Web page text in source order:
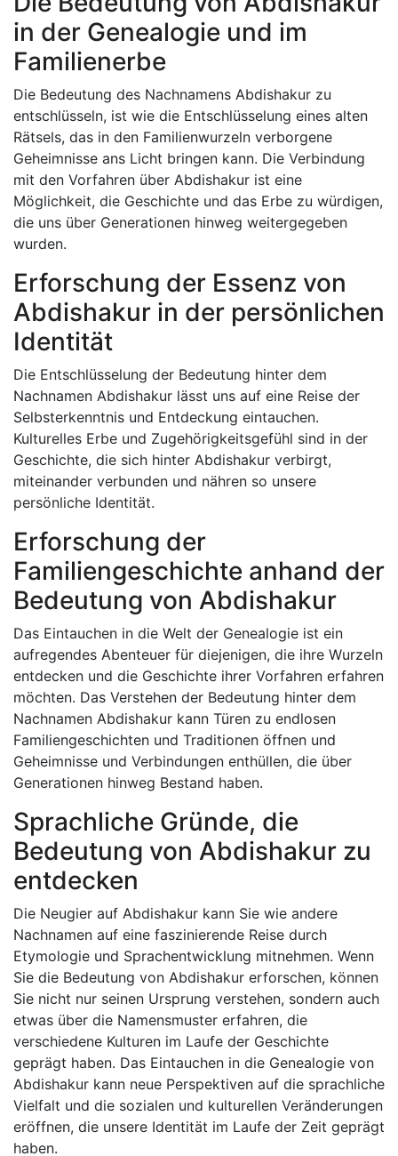
in der Genealogie und im
Familienerbe
Die Bedeutung des Nachnamens Abdishakur zu
entschlüsseln, ist wie die Entschlüsselung eines alten
Rätsels, das in den Familienwurzeln verborgene
Geheimnisse ans Licht bringen kann. Die Verbindung
mit den Vorfahren über Abdishakur ist eine
Möglichkeit, die Geschichte und das Erbe zu würdigen,
die uns über Generationen hinweg weitergegeben
wurden.
Erforschung der Essenz von
Abdishakur in der persönlichen
Identität
Die Entschlüsselung der Bedeutung hinter dem
Nachnamen Abdishakur lässt uns auf eine Reise der
Selbsterkenntnis und Entdeckung eintauchen.
Kulturelles Erbe und Zugehörigkeitsgefühl sind in der
Geschichte, die sich hinter Abdishakur verbirgt,
miteinander verbunden und nähren so unsere
persönliche Identität.
Erforschung der
Familiengeschichte anhand der
Bedeutung von Abdishakur
Das Eintauchen in die Welt der Genealogie ist ein
aufregendes Abenteuer für diejenigen, die ihre Wurzeln
entdecken und die Geschichte ihrer Vorfahren erfahren
möchten. Das Verstehen der Bedeutung hinter dem
Nachnamen Abdishakur kann Türen zu endlosen
Familiengeschichten und Traditionen öffnen und
Geheimnisse und Verbindungen enthüllen, die über
Generationen hinweg Bestand haben.
Sprachliche Gründe, die
Bedeutung von Abdishakur zu
entdecken
Die Neugier auf Abdishakur kann Sie wie andere
Nachnamen auf eine faszinierende Reise durch
Etymologie und Sprachentwicklung mitnehmen. Wenn
Sie die Bedeutung von Abdishakur erforschen, können
Sie nicht nur seinen Ursprung verstehen, sondern auch
etwas über die Namensmuster erfahren, die
verschiedene Kulturen im Laufe der Geschichte
geprägt haben. Das Eintauchen in die Genealogie von
Abdishakur kann neue Perspektiven auf die sprachliche
Vielfalt und die sozialen und kulturellen Veränderungen
eröffnen, die unsere Identität im Laufe der Zeit geprägt
haben.